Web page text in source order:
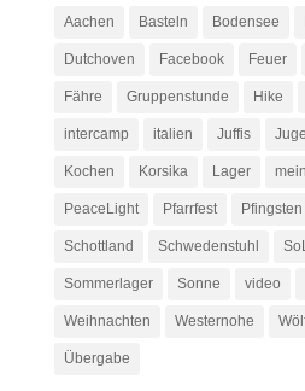
Aachen Basteln Bodensee
Dutchoven Facebook Feuer
Fähre Gruppenstunde Hike
intercamp italien Juffis
Kochen Korsika Lager
PeaceLight Pfarrfest Pfingsten
Schottland Schwedenstuhl
Sommerlager Sonne video
Weihnachten Westernohe
Übergabe